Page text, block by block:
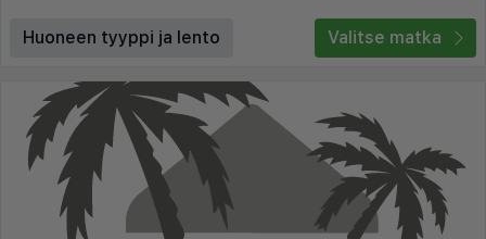
Huoneen tyyppi ja lento Valitse matka